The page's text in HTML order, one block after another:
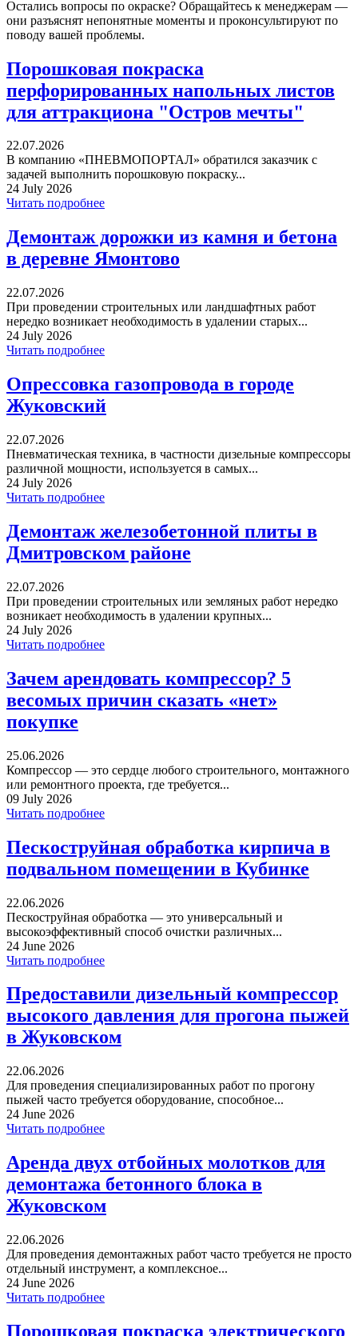
Остались вопросы по окраске? Обращайтесь к менеджерам —
они разъяснят непонятные моменты и проконсультируют по
поводу вашей проблемы.
Порошковая покраска
перфорированных напольных листов
для аттракциона "Остров мечты"
22.07.2026
В компанию «ПНЕВМОПОРТАЛ» обратился заказчик с
задачей выполнить порошковую покраску...
24 July 2026
Читать подробнее
Демонтаж дорожки из камня и бетона
в деревне Ямонтово
22.07.2026
При проведении строительных или ландшафтных работ
нередко возникает необходимость в удалении старых...
24 July 2026
Читать подробнее
Опрессовка газопровода в городе
Жуковский
22.07.2026
Пневматическая техника, в частности дизельные компрессоры
различной мощности, используется в самых...
24 July 2026
Читать подробнее
Демонтаж железобетонной плиты в
Дмитровском районе
22.07.2026
При проведении строительных или земляных работ нередко
возникает необходимость в удалении крупных...
24 July 2026
Читать подробнее
Зачем арендовать компрессор? 5
весомых причин сказать «нет»
покупке
25.06.2026
Компрессор — это сердце любого строительного, монтажного
или ремонтного проекта, где требуется...
09 July 2026
Читать подробнее
Пескоструйная обработка кирпича в
подвальном помещении в Кубинке
22.06.2026
Пескоструйная обработка — это универсальный и
высокоэффективный способ очистки различных...
24 June 2026
Читать подробнее
Предоставили дизельный компрессор
высокого давления для прогона пыжей
в Жуковском
22.06.2026
Для проведения специализированных работ по прогону
пыжей часто требуется оборудование, способное...
24 June 2026
Читать подробнее
Аренда двух отбойных молотков для
демонтажа бетонного блока в
Жуковском
22.06.2026
Для проведения демонтажных работ часто требуется не просто
отдельный инструмент, а комплексное...
24 June 2026
Читать подробнее
Порошковая покраска электрического